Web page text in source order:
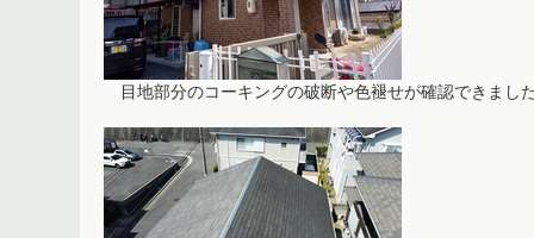
目地部分のコーキングの破断や色褪せが確認できまし